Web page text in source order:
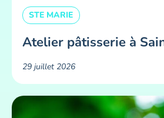
STE MARIE
Atelier pâtisserie à
29 juillet 2026